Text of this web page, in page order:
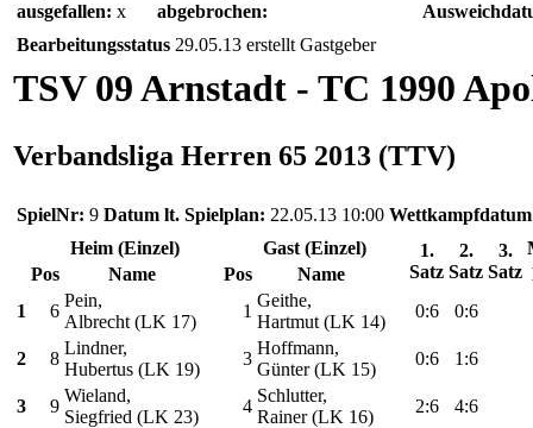
ausgefallen: x abgebrochen:
Bearbeitungsstatus 29.05.13 erstellt Gastgeber
TSV 09 Arnstadt - TC 1990
Verbandsliga Herren 65 2013 (TTV)
SpielNr: 9 Datum lt. Spielplan: 22.05.13 10:00
Heim (Einzel)
Gast (Einzel)
1.
Satz
2.
Satz
3.
Satz
Pos
Name Pos Name
1
6
Pein,
Albrecht (LK 17)
1
Geithe,
Hartmut (LK 14)
0:6 0:6
2 8
Lindner,
Hubertus (LK 19)
3
Hoffmann,
Günter (LK 15)
0:6 1:6
3 9
Wieland,
Siegfried (LK 23)
4
Schlutter,
Rainer (LK 16)
2:6 4:6